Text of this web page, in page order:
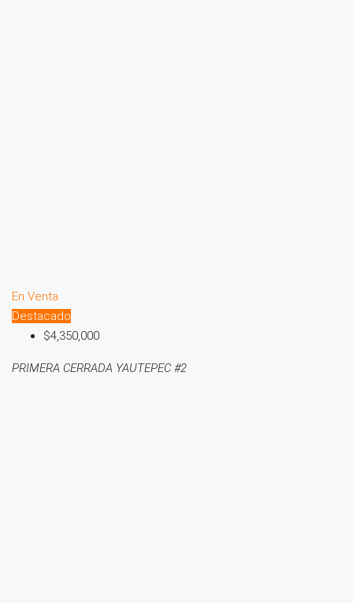
En Venta
Destacado
$4,350,000
PRIMERA CERRADA YAUTEPEC #2